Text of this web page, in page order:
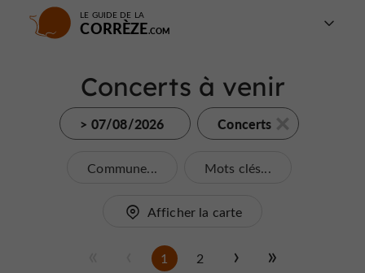
LE GUIDE DE LA
CORRÈZE
Concerts à venir
> 07/08/2026 Concerts
Commune... Mots clés...
Afficher la carte
1 2